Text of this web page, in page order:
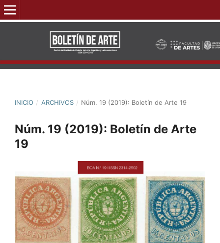
INICIO / ARCHIVOS / Núm. 19 (2019): Boletín de Arte 19
Núm. 19 (2019): Boletín de Arte
19